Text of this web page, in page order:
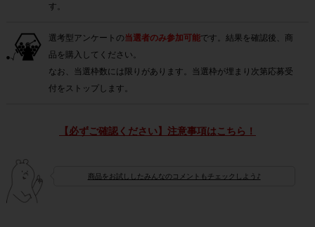
す。
選考型アンケートの当選者のみ参加可能です。結果を確認後、商
品を購入してください。
なお、当選枠数には限りがあります。当選枠が埋まり次第応募受
付をストップします。
【必ずご確認ください】注意事項はこちら！
商品をお試ししたみんなのコメントもチェックしよう♪